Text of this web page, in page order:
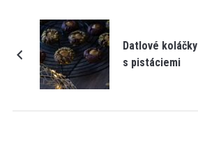
Datlové koláčky
s pistáciemi